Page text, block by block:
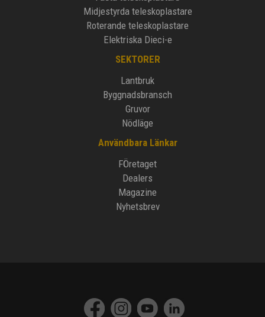
Midjestyrda teleskoplastare
Roterande teleskoplastare
Elektriska Dieci-e
SEKTORER
Lantbruk
Byggnadsbransch
Gruvor
Nödläge
Användbara Länkar
FÖretaget
Dealers
Magazine
Nyhetsbrev